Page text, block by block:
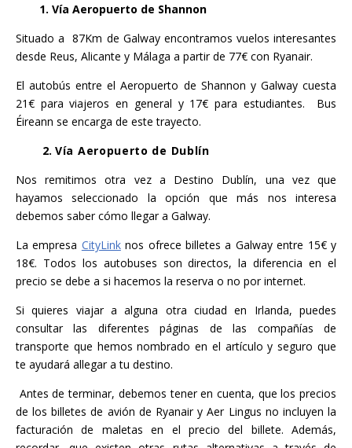
1. Vía Aeropuerto de Shannon
Situado a 87Km de Galway encontramos vuelos interesantes
desde Reus, Alicante y Málaga a partir de 77€ con Ryanair.
El autobús entre el Aeropuerto de Shannon y Galway cuesta
21€ para viajeros en general y 17€ para estudiantes. Bus
Éireann se encarga de este trayecto.
2. Vía Aeropuerto de Dublín
Nos remitimos otra vez a Destino Dublín, una vez que
hayamos seleccionado la opción que más nos interesa
debemos saber cómo llegar a Galway.
La empresa CityLinknos ofrece billetes a Galway entre 15€ y
18€. Todos los autobuses son directos, la diferencia en el
precio se debe a si hacemos la reserva o no por internet.
Si quieres viajar a alguna otra ciudad en Irlanda, puedes
consultar las diferentes páginas de las compañías de
transporte que hemos nombrado en el artículo y seguro que
te ayudará allegar a tu destino.
Antes de terminar, debemos tener en cuenta, que los precios
de los billetes de avión de Ryanair y Aer Lingus no incluyen la
facturación de maletas en el precio del billete. Además,